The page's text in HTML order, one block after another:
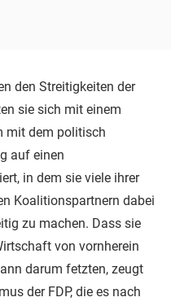
den Streitigkeiten der
sie sich mit einem
mit dem politisch
auf einen
in dem sie viele ihrer
Koalitionspartnern dabei
zu machen. Dass sie
von vornherein
darum fetzten, zeugt
der FDP, die es nach